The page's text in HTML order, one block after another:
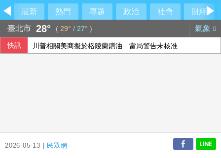
最新 熱門 專題 政治 社會
財經
臺北市 28° ( 29° / 27° ) 氣象
快訊 川普相關美商擬於格陵蘭鑽油 當局警告未核准
2026-05-13 | 民眾網